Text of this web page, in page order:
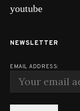
youtube
NEWSLETTER
EMAIL ADDRESS: